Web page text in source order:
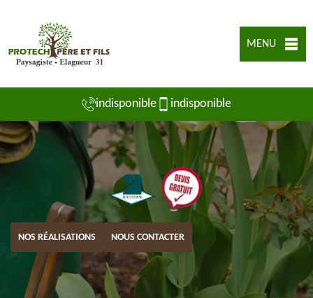
MENU
indisponible indisponible
NOS RÉALISATIONS NOUS CONTACTER